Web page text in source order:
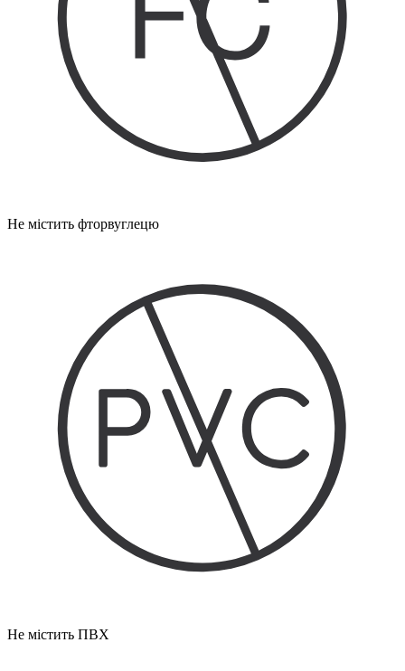
Не містить фторвуглецю
Не містить ПВХ